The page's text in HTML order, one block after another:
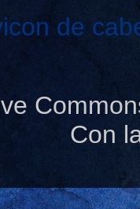
de
Con